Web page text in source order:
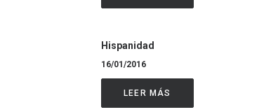
Hispanidad
16/01/2016
LEER MÁS